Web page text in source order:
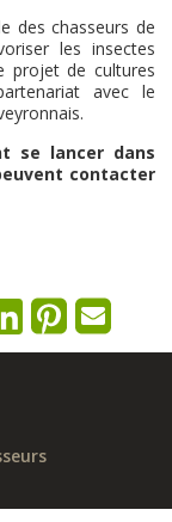
des chasseurs de
les insectes
projet de cultures
avec le
se lancer dans
contacter